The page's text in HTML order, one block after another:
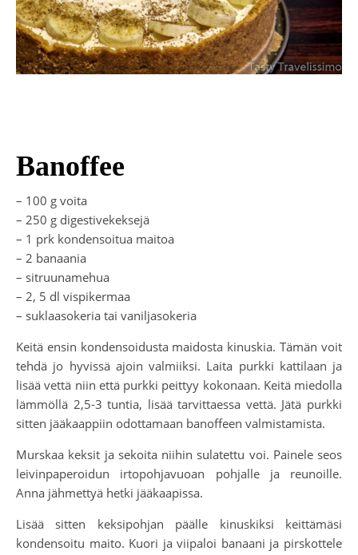
Banoffee
– 100 g voita
– 250 g digestivekeksejä
– 1 prk kondensoitua maitoa
– 2 banaania
– sitruunamehua
– 2, 5 dl vispikermaa
– suklaasokeria tai vaniljasokeria
Keitä ensin kondensoidusta maidosta kinuskia. Tämän voit
tehdä jo hyvissä ajoin valmiiksi. Laita purkki kattilaan ja
lisää vettä niin että purkki peittyy kokonaan. Keitä miedolla
lämmöllä 2,5-3 tuntia, lisää tarvittaessa vettä. Jätä purkki
sitten jääkaappiin odottamaan banoffeen valmistamista.
Murskaa keksit ja sekoita niihin sulatettu voi. Painele seos
leivinpaperoidun irtopohjavuoan pohjalle ja reunoille.
Anna jähmettyä hetki jääkaapissa.
Lisää sitten keksipohjan päälle kinuskiksi keittämäsi
kondensoitu maito. Kuori ja viipaloi banaani ja pirskottele